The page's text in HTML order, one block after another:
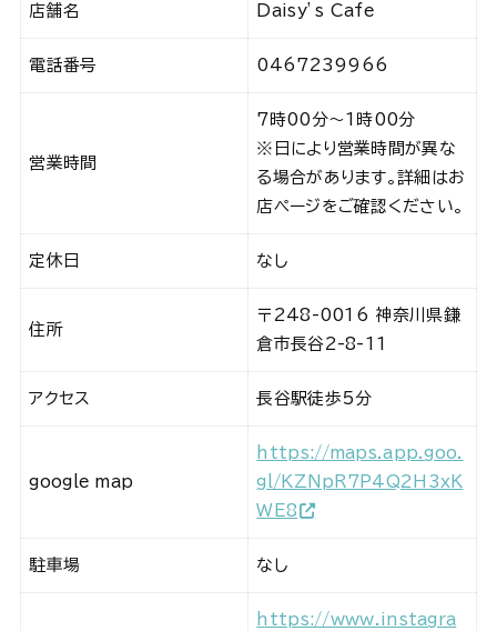
店舗名 Daisy’s Cafe
電話番号 0467239966
営業時間
7時00分～1時00分
※日により営業時間が異な
る場合があります。詳細はお
店ページをご確認ください。
定休日 なし
住所
〒248-0016 神奈川県鎌
倉市長谷2-8-11
アクセス 長谷駅徒歩5分
google map
https://maps.app.goo.
gl/KZNpR7P4Q2H3xK
WE8
駐車場 なし
https://www.instagra